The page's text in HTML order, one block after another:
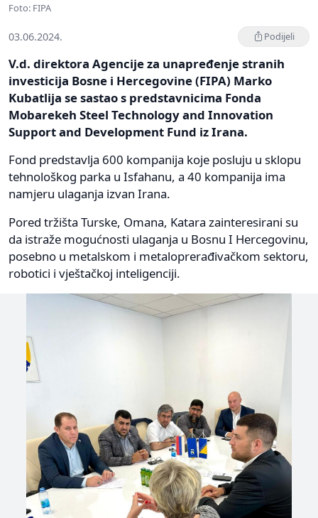
Foto: FIPA
03.06.2024. Podijeli
V.d. direktora Agencije za unapređenje stranih
investicija Bosne i Hercegovine (FIPA) Marko
Kubatlija se sastao s predstavnicima Fonda
Mobarekeh Steel Technology and Innovation
Support and Development Fund iz Irana.
Fond predstavlja 600 kompanija koje posluju u sklopu
tehnološkog parka u Isfahanu, a 40 kompanija ima
namjeru ulaganja izvan Irana.
Pored tržišta Turske, Omana, Katara zainteresirani su
da istraže mogućnosti ulaganja u Bosnu I Hercegovinu,
posebno u metalskom i metaloprerađivačkom sektoru,
robotici i vještačkoj inteligenciji.